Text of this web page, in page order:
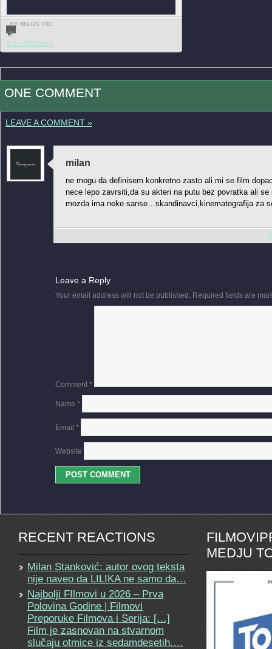
BY MILOS ITIC
0
FULL REVIEW »
ONE COMMENT
LEAVE A COMMENT »
milan
ne mogu da definisem konkretno zasto ali mi se film
nece lepo zavrsiti,da su akteri na putu bez povratka ali
mozda ima neke sanse…skandinavci,kinematografija za
Leave a Reply
Your email address will not be published. Required fields are
Comment *
Name *
Email *
Website
RECENT REACTIONS
Milan Stanković: autor ovog teksta
nije naveo da LILIKA ne samo da…
Najbolji FIlmovi u 2026 – Prva
Polovina Godine | Filmovi
Preporuke Filmova i Serija: […]
Film je zasnovan na stvarnom
slučaju otmice iz sedamdesetih.…
MEDJU